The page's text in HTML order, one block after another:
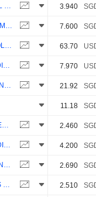
WILMAR INTERNATIONAL LIMITED 3.940
SINGAPORE AIRLINES LIMITED 7.600
JARDINE MATHESON HOLDINGS LIMITED 63.70
HONGKONG LAND HOLDINGS LIMITED 7.970
GREAT EASTERN HOLDINGS LIMITED 21.92
11.18
CAPITALAND INTEGRATED COMMERCIAL TRUST 2.460
YANGZIJIANG SHIPBUILDING (HOLDINGS) LTD. 4.200
CAPITALAND INVESTMENT LIMITED 2.690
CAPITALAND ASCENDAS REIT 2.510